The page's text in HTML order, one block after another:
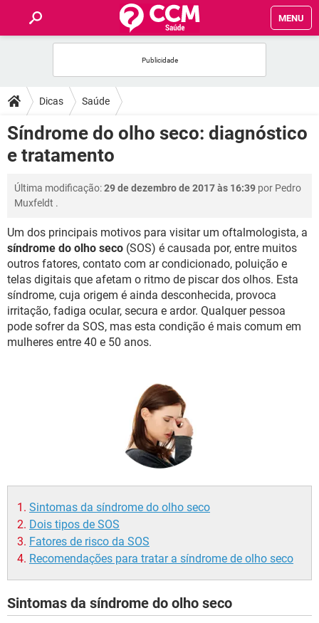
MENU
FÓRUM
SAÚDE
FAMÍLIA
NUTRIÇÃO
BEM-ESTAR
SEXUALIDADE
GLOSSÁRIO
Dicas Saúde
Síndrome do olho seco: diagnóstico
e tratamento
Última modificação:29 de dezembro de 2017 às 16:39 por Pedro
Muxfeldt .
Um dos principais motivos para visitar um oftalmologista, a
síndrome do olho seco (SOS) é causada por, entre muitos
outros fatores, contato com ar condicionado, poluição e
telas digitais que afetam o ritmo de piscar dos olhos. Esta
síndrome, cuja origem é ainda desconhecida, provoca
irritação, fadiga ocular, secura e ardor. Qualquer pessoa
pode sofrer da SOS, mas esta condição é mais comum em
mulheres entre 40 e 50 anos.
Sintomas da síndrome do olho seco
Dois tipos de SOS
Fatores de risco da SOS
Recomendações para tratar a síndrome de olho seco
Sintomas da síndrome do olho seco